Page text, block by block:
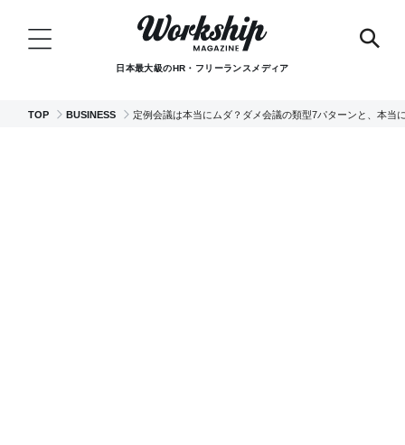
日本最大級のHR・フリーランスメディア
TOP BUSINESS 定例会議は本当にムダ？ダメ会議の類型7パターンと、本当